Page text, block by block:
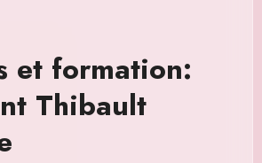
et formation:
Thibault